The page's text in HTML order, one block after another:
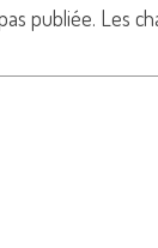
publiée. Les